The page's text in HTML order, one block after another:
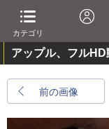
カテゴリ
アップル、フルHD
前の画像